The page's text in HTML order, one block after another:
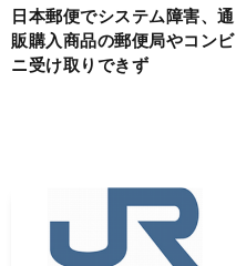
日本郵便でシステム障害、通
販購入商品の郵便局やコンビ
ニ受け取りできず